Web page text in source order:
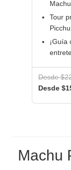
Tour
¡Guía
Desde
Desde
Machu